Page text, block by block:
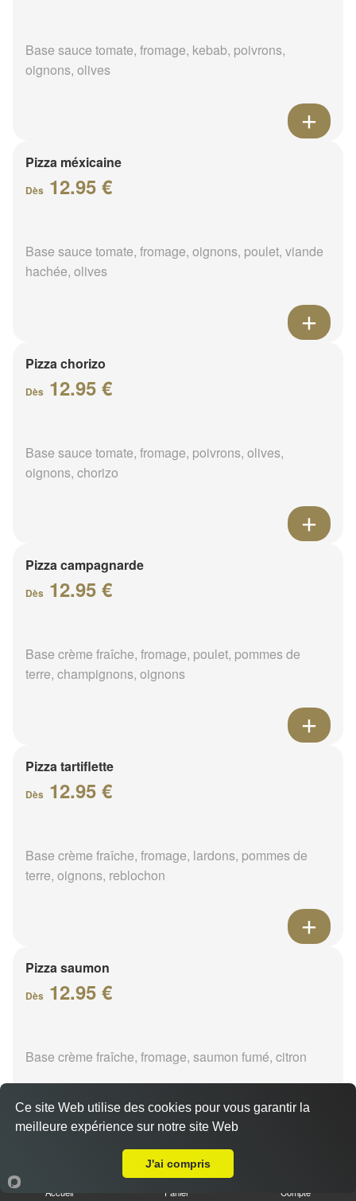
Base sauce tomate, fromage, kebab, poivrons,
oignons, olives
Pizza méxicaine
Dès 12.95 €
Base sauce tomate, fromage, oignons, poulet, viande
hachée, olives
Pizza chorizo
Dès 12.95 €
Base sauce tomate, fromage, poivrons, olives,
oignons, chorizo
Pizza campagnarde
Dès 12.95 €
Base crème fraîche, fromage, poulet, pommes de
terre, champignons, oignons
Pizza tartiflette
Dès 12.95 €
Base crème fraîche, fromage, lardons, pommes de
terre, oignons, reblochon
Pizza saumon
Dès 12.95 €
Base crème fraîche, fromage, saumon fumé, citron
12.95 €
Accueil Panier Compte
Ce site Web utilise des cookies pour vous garantir la
meilleure expérience sur notre site Web
J'ai compris